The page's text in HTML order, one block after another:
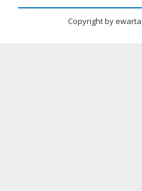
Copyright by